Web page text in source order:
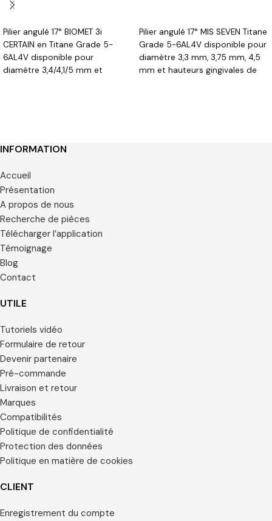
CHOIX DES OPTIONS
Pilier angulé 17° BIOMET 3i
CERTAIN en Titane Grade 5-
6AL4V disponible pour
diamètre 3,4/4,1/5 mm et
Pilier angulé 17° MIS SEVEN Titane
Grade 5-6AL4V disponible pour
diamètre 3,3 mm, 3,75 mm, 4,5
mm et hauteurs gingivales de
INFORMATION
Accueil
Présentation
A propos de nous
Recherche de pièces
Télécharger l’application
Témoignage
Blog
Contact
UTILE
Tutoriels vidéo
Formulaire de retour
Devenir partenaire
Pré-commande
Livraison et retour
Marques
Compatibilités
Politique de confidentialité
Protection des données
Politique en matière de cookies
CLIENT
Enregistrement du compte